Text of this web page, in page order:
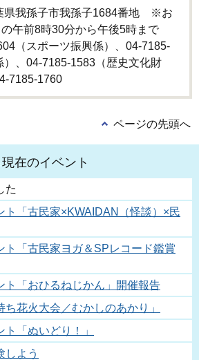
我孫子市我孫子1684番地 ※お
午前8時30分から午後5時まで
（スポーツ振興係）、04-7185-
）、04-7185-1583（歴史文化財
7185-1760
ページの先頭へ
在のイベント
た
ト「古民家×KWAIDAN（怪談）×民
ト「古民家ヨガ＆SPレコード鑑賞
ト「おひるねじかん」開催報告
ち花火大会／むかしのあかり」
ト「ぬいどり！」
しよう